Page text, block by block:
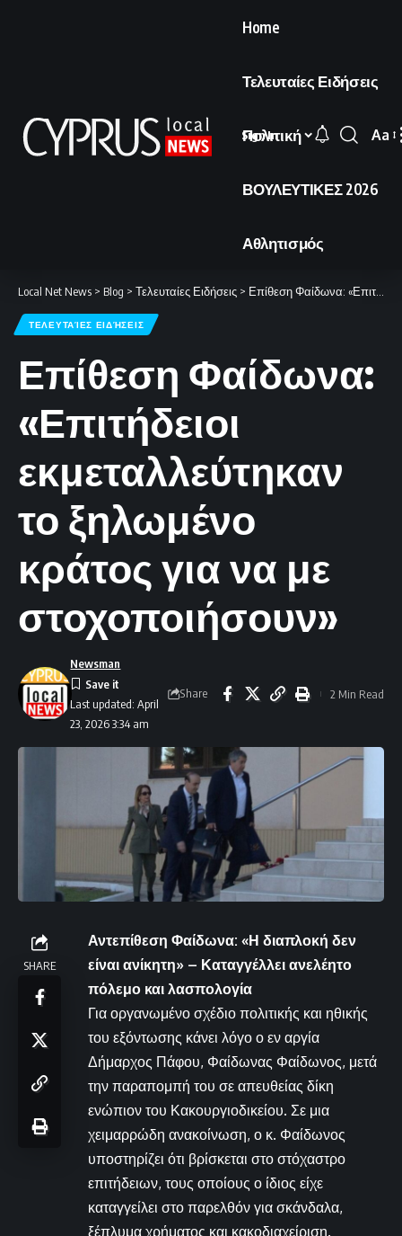
Home
Τελευταίες Ειδήσεις
Πολιτική
ΒΟΥΛΕΥΤΙΚΕΣ 2026
Αθλητισμός
Sign In
Font
Aa
Local Net News > Blog > Τελευταίες Ειδήσεις > Επίθεση Φαίδωνα: «Επιτήδειοι εκμεταλλεύτηκαν το ξηλωμένο κράτος για να με στοχοποιήσουν»
ΤΕΛΕΥΤΑΊΕΣ ΕΙΔΉΣΕΙΣ
Επίθεση Φαίδωνα:
«Επιτήδειοι
εκμεταλλεύτηκαν
το ξηλωμένο
κράτος για να με
στοχοποιήσουν»
Last updated: April
23, 2026 3:34 am
Newsman
Share 2 Min Read
SHARE
Αντεπίθεση Φαίδωνα: «Η διαπλοκή δεν
είναι ανίκητη» – Καταγγέλλει ανελέητο
πόλεμο και λασπολογία
Για οργανωμένο σχέδιο πολιτικής και ηθικής
του εξόντωσης κάνει λόγο ο εν αργία
Δήμαρχος Πάφου, Φαίδωνας Φαίδωνος, μετά
την παραπομπή του σε απευθείας δίκη
ενώπιον του Κακουργιοδικείου. Σε μια
χειμαρρώδη ανακοίνωση, ο κ. Φαίδωνος
υποστηρίζει ότι βρίσκεται στο στόχαστρο
επιτήδειων, τους οποίους ο ίδιος είχε
καταγγείλει στο παρελθόν για σκάνδαλα,
ξέπλυμα χρήματος και κακοδιαχείριση.